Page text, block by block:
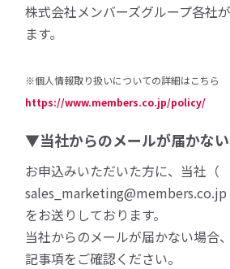
株式会社メンバーズグループ各社
ます。
※個人情報取り扱いについての詳細はこちら
https://www.members.co.jp/policy/
▼当社からのメールが届かな
お申込みいただいた方に、当社（
sales_marketing@members.co.jp
をお送りしております。
当社からのメールが届かない場合
記事項をご確認ください。